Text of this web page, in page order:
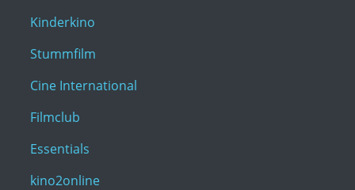
Kinderkino
Stummfilm
Cine International
Filmclub
Essentials
kino2online